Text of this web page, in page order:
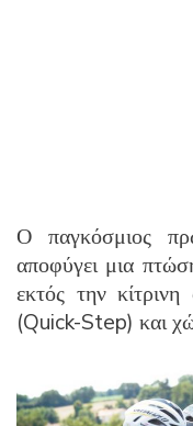
Ο παγκόσμιος
αποφύγει μια
εκτός την
(Quick-Step) και